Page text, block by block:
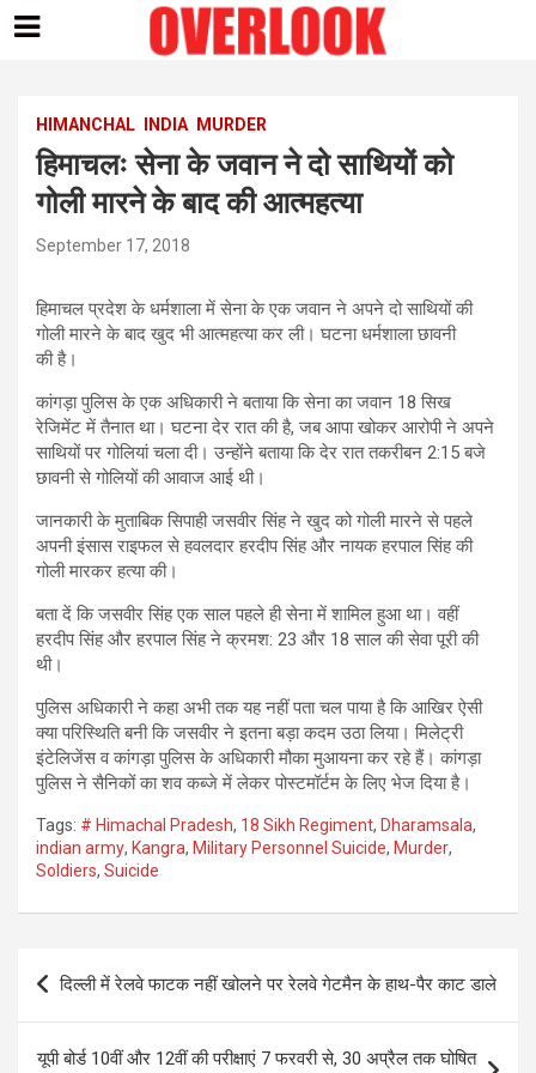
contentHIMANCHAL INDIA MURDER
हिमाचलः सेना के जवान ने दो साथियों को
गोली मारने के बाद की आत्महत्या
September 17, 2018
हिमाचल प्रदेश के धर्मशाला में सेना के एक जवान ने अपने दो साथियों की
गोली मारने के बाद खुद भी आत्महत्या कर ली। घटना धर्मशाला छावनी
की है।
कांगड़ा पुलिस के एक अधिकारी ने बताया कि सेना का जवान 18 सिख
रेजिमेंट में तैनात था। घटना देर रात की है, जब आपा खोकर आरोपी ने अपने
साथियों पर गोलियां चला दी। उन्होंने बताया कि देर रात तकरीबन 2:15 बजे
छावनी से गोलियों की आवाज आई थी।
जानकारी के मुताबिक सिपाही जसवीर सिंह ने खुद को गोली मारने से पहले
अपनी इंसास राइफल से हवलदार हरदीप सिंह और नायक हरपाल सिंह की
गोली मारकर हत्या की।
बता दें कि जसवीर सिंह एक साल पहले ही सेना में शामिल हुआ था। वहीं
हरदीप सिंह और हरपाल सिंह ने क्रमश: 23 और 18 साल की सेवा पूरी की
थी।
पुलिस अधिकारी ने कहा अभी तक यह नहीं पता चल पाया है कि आखिर ऐसी
क्या परिस्थिति बनी कि जसवीर ने इतना बड़ा कदम उठा लिया। मिलेट्री
इंटेलिजेंस व कांगड़ा पुलिस के अधिकारी मौका मुआयना कर रहे हैं। कांगड़ा
पुलिस ने सैनिकों का शव कब्जे में लेकर पोस्टमॉर्टम के लिए भेज दिया है।
Tags: # Himachal Pradesh, 18 Sikh Regiment, Dharamsala,
indian army, Kangra, Military Personnel Suicide, Murder,
Soldiers, Suicide
Post
navigation
दिल्ली में रेलवे फाटक नहीं खोलने पर रेलवे गेटमैन के हाथ-पैर काट डाले
यूपी बोर्ड 10वीं और 12वीं की परीक्षाएं 7 फरवरी से, 30 अप्रैल तक घोषित